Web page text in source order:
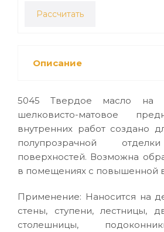
Рассчитать
Описание
5045 Твердое масло на
шелковисто-матовое
внутренних работ создано
полупрозрачной
поверхностей. Возможна
в помещениях с повышенной
Применение: Наносится на
стены, ступени, лестницы,
столешницы,